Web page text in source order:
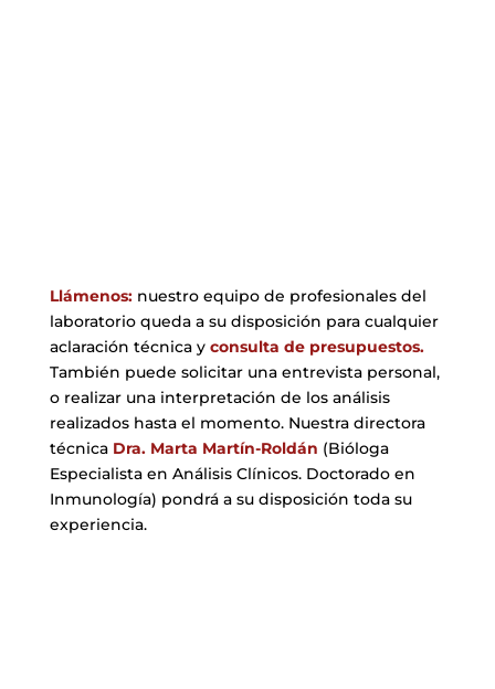
Llámenos:nuestro equipo de profesionales del
laboratorio queda a su disposición para cualquier
aclaración técnica y consulta de presupuestos.
También puede solicitar una entrevista personal,
o realizar una interpretación de los análisis
realizados hasta el momento. Nuestra directora
técnica Dra. Marta Martín-Roldán (Bióloga
Especialista en Análisis Clínicos. Doctorado en
Inmunología) pondrá a su disposición toda su
experiencia.